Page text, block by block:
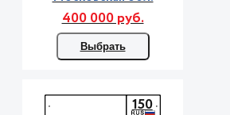
400 000 руб.
Выбрать
150